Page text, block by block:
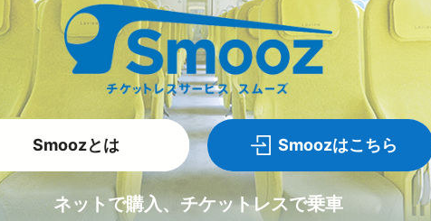
Smoozとは Smoozはこちら
ネットで購入、チケットレスで乗車